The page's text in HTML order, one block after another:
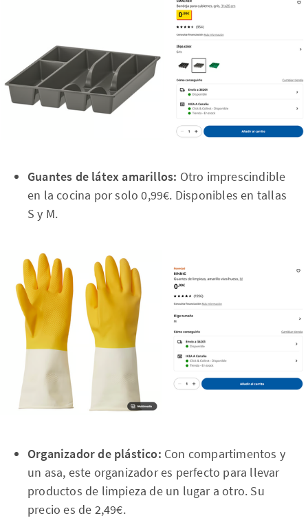
Guantes de látex amarillos: Otro imprescindible
en la cocina por solo 0,99€. Disponibles en tallas
S y M.
Organizador de plástico: Con compartimentos y
un asa, este organizador es perfecto para llevar
productos de limpieza de un lugar a otro. Su
precio es de 2,49€.